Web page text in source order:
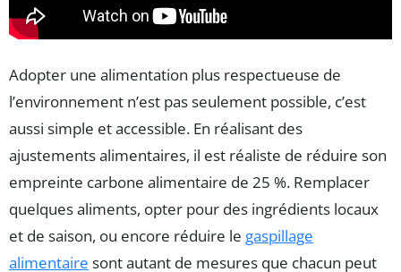
Adopter une alimentation plus respectueuse de
l’environnement n’est pas seulement possible, c’est
aussi simple et accessible. En réalisant des
ajustements alimentaires, il est réaliste de réduire son
empreinte carbone alimentaire de 25 %. Remplacer
quelques aliments, opter pour des ingrédients locaux
et de saison, ou encore réduire le gaspillage
alimentaire sont autant de mesures que chacun peut